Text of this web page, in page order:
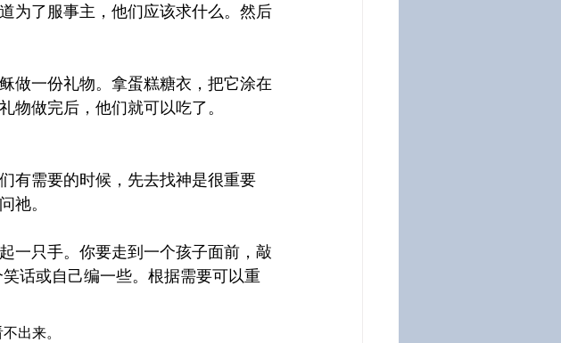
为了服事主，他们应该求什么。然后
做一份礼物。拿蛋糕糖衣，把它涂在
物做完后，他们就可以吃了。
有需要的时候，先去找神是很重要
祂。
一只手。你要走到一个孩子面前，敲
话或自己编一些。根据需要可以重
出来。